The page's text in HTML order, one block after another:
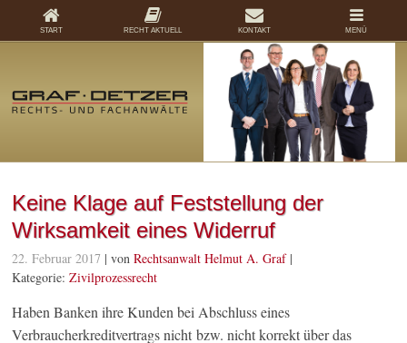
Keine Klage auf Feststellung der
Wirksamkeit eines Widerruf
22. Februar 2017 | vonRechtsanwalt Helmut A. Graf|
Kategorie:Zivilprozessrecht
Haben Banken ihre Kunden bei Abschluss eines
Verbraucherkreditvertrags nicht bzw. nicht korrekt über das
START RECHT AKTUELL KONTAKT MENÜ